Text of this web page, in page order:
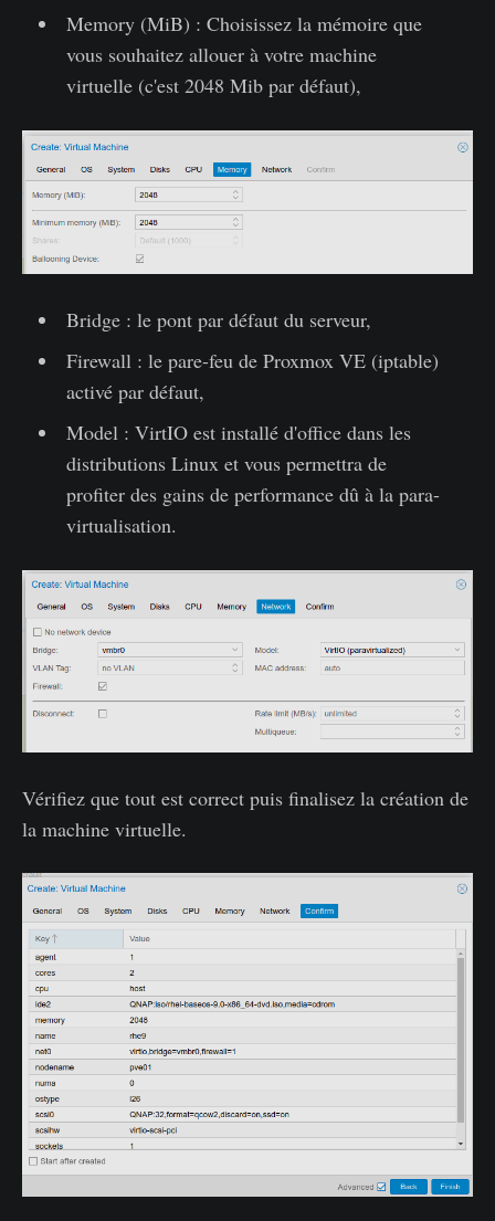
Memory (MiB) : Choisissez la mémoire que
vous souhaitez allouer à votre machine
virtuelle (c'est 2048 Mib par défaut),
Bridge : le pont par défaut du serveur,
Firewall : le pare-feu de Proxmox VE (iptable)
activé par défaut,
Model : VirtIO est installé d'office dans les
distributions Linux et vous permettra de
profiter des gains de performance dû à la para-
virtualisation.
Vérifiez que tout est correct puis finalisez la création de
la machine virtuelle.